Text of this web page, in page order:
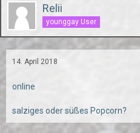
Relii
younggay User
14. April 2018
online
salziges oder süßes Popcorn?